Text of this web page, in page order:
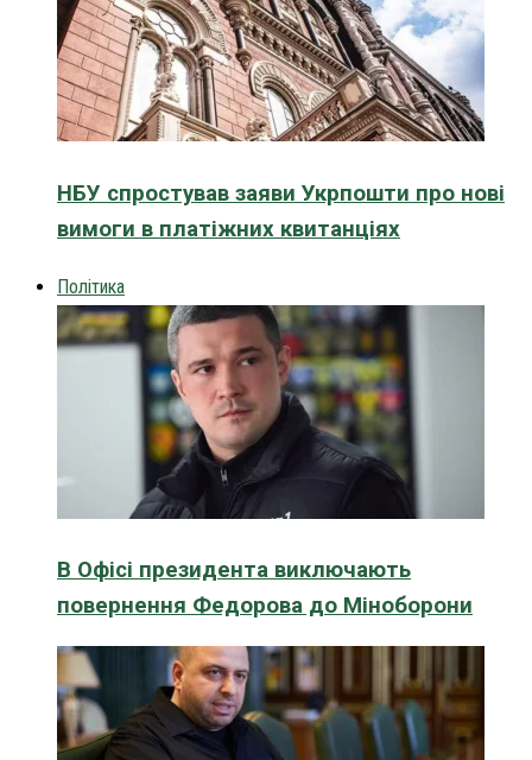
НБУ спростував заяви Укрпошти про нові
вимоги в платіжних квитанціях
Політика
В Офісі президента виключають
повернення Федорова до Міноборони